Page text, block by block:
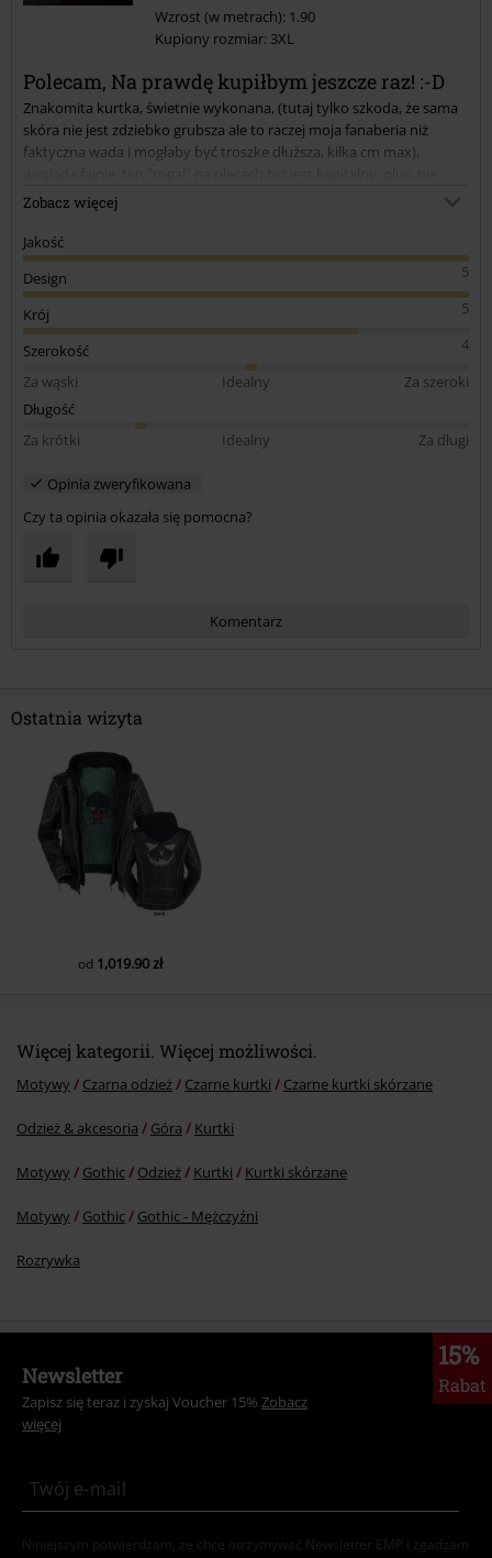
Prześlij komentarz
Wzrost (w metrach): 1.90
Kupiony rozmiar: 3XL
Polecam, Na prawdę kupiłbym jeszcze raz! :-D
Znakomita kurtka, świetnie wykonana, (tutaj tylko szkoda, że sama
skóra nie jest zdziebko grubsza ale to raczej moja fanaberia niż
faktyczna wada i mogłaby być troszke dłuższa, kilka cm max),
wiedzieć czemu, jakoś ludzie trzymają się ode mnie zdala, co w dobie
obecnej sytuacji jest lepsze niż maseczka (chociaż to też bonus do
całokształtu mojego "uroku osobistego" ;-D ).
Zobacz więcej
Jakość
5
Design
5
Krój
4
Szerokość
Za wąski
Idealny
Za szeroki
Długość
Za krótki
Idealny Za długi
Opinia zweryfikowana
Czy ta opinia okazała się pomocna?
Komentarz
Prześlij komentarz
Ostatnia wizyta
od 1,019.90 zł
Więcej kategorii. Więcej możliwości.
Motywy Czarna odzież Czarne kurtki Czarne kurtki skórzane
Odzież & akcesoria Góra Kurtki
Motywy Gothic Odzież Kurtki Kurtki skórzane
Motywy Gothic Gothic - Mężczyźni
Rozrywka
15%
Rabat
Newsletter
Zapisz się teraz i zyskaj Voucher 15% Zobacz
więcej
Niniejszym potwierdzam, że chcę otrzymywać Newsletter EMP i zgadzam